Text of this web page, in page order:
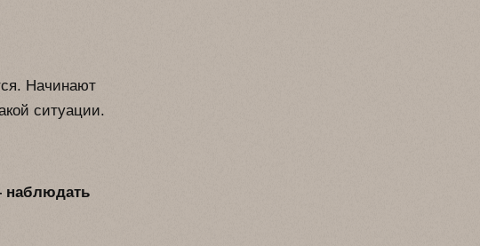
Начинают
ситуации.
наблюдать